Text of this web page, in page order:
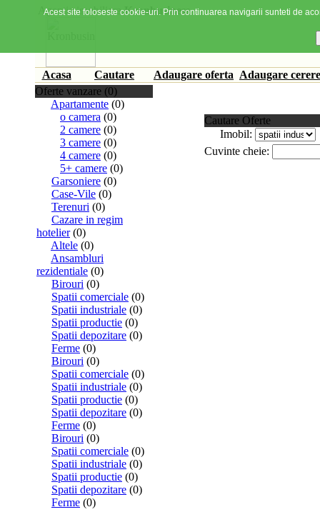
Agentia imobiliaraKronbusiness
Acasa Cautare Adaugare oferta Adaugare cerere
Oferte vanzare (0)
Apartamente (0)
o camera (0)
2 camere (0)
3 camere (0)
4 camere (0)
5+ camere (0)
Garsoniere (0)
Case-Vile (0)
Terenuri (0)
Cazare in regim
hotelier(0)
Altele (0)
Ansambluri
rezidentiale (0)
Birouri (0)
Spatii comerciale (0)
Spatii industriale (0)
Spatii productie (0)
Spatii depozitare (0)
Ferme (0)
Birouri (0)
Spatii comerciale (0)
Spatii industriale (0)
Spatii productie (0)
Spatii depozitare (0)
Ferme (0)
Birouri (0)
Spatii comerciale (0)
Spatii industriale (0)
Spatii productie (0)
Spatii depozitare (0)
Ferme (0)
Cautare Oferte
Imobil:
Cuvinte cheie:
Acest site foloseste cookie-uri. Prin continuarea navigarii sunteti de